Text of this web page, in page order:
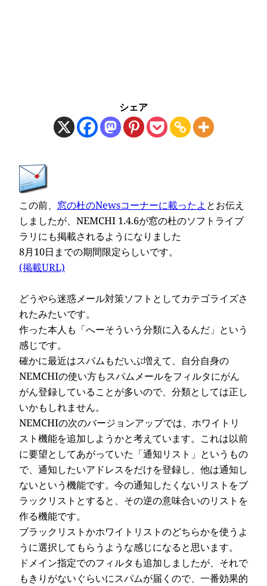
シェア
この前、 窓の杜のNewsコーナーに載ったよ とお伝え
しましたが、NEMCHI 1.4.6が窓の杜のソフトライブ
ラリにも掲載されるようになりました
8月10日までの期間限定らしいです。
(掲載URL)
どうやら迷惑メール対策ソフトとしてカテゴライズさ
れたみたいです。
作った本人も「へーそういう分類に入るんだ」という
感じです。
確かに最近はスパムもだいぶ増えて、自分自身の
NEMCHIの使い方もスパムメールをフィルタにがん
がん登録していることが多いので、分類としては正し
いかもしれません。
NEMCHIの次のバージョンアップでは、ホワイトリ
スト機能を追加しようかと考えています。これは以前
に要望としてあがっていた「通知リスト」というもの
で、通知したいアドレスをだけを登録し、他は通知し
ないという機能です。今の通知したくないリストをブ
ラックリストとすると、その逆の意味合いのリストを
作る機能です。
ブラックリストかホワイトリストのどちらかを使うよ
うに選択してもらうような感じになると思います。
ドメイン指定でのフィルタも追加しましたが、それで
もきりがないぐらいにスパムが届くので、一番効果的